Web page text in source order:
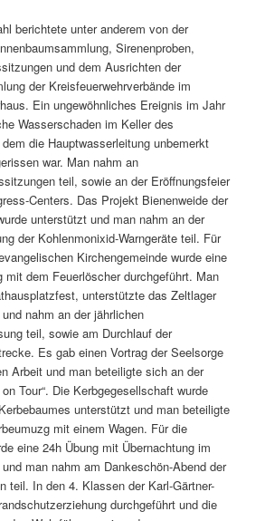
berichtete unter anderem von der
Sirenenproben,
und dem Ausrichten der
der Kreisfeuerwehrverbände im
Ein ungewöhnliches Ereignis im Jahr
Wasserschaden im Keller des
die Hauptwasserleitung unbemerkt
war. Man nahm an
teil, sowie an der Eröffnungsfeier
Centers. Das Projekt Bienenweide der
unterstützt und man nahm an der
der Kohlenmonixid-Warngeräte teil. Für
Kirchengemeinde wurde eine
mit dem Feuerlöscher durchgeführt. Man
unterstützte das Zeltlager
nahm an der jährlichen
teil, sowie am Durchlauf der
Es gab einen Vortrag der Seelsorge
Arbeit und man beteiligte sich an der
Tour“. Die Kerbgegesellschaft wurde
unterstützt und man beteiligte
mit einem Wagen. Für die
eine 24h Übung mit Übernachtung im
man nahm am Dankeschön-Abend der
teil. In den 4. Klassen der Karl-Gärtner-
durchgeführt und die